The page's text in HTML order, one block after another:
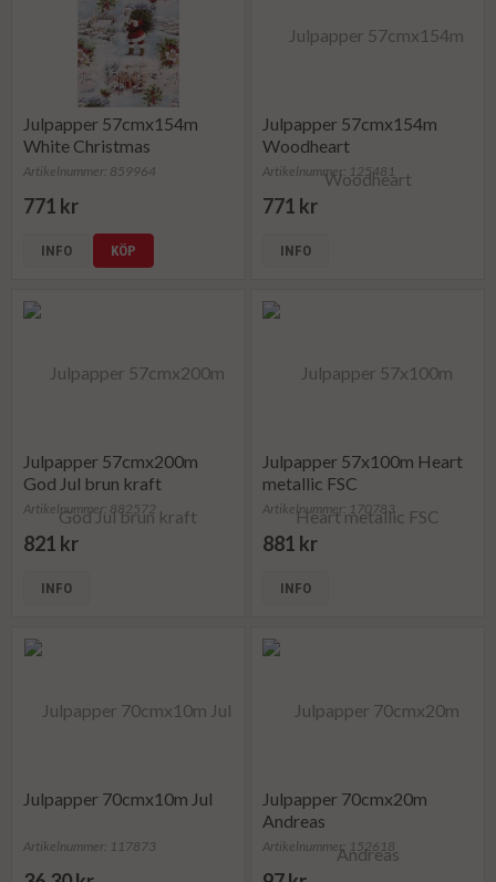
Julpapper 57cmx154m
White Christmas
Artikelnummer: 859964
771 kr
INFO KÖP
Julpapper 57cmx154m
Woodheart
Artikelnummer: 125481
771 kr
INFO
Julpapper 57cmx200m
God Jul brun kraft
Artikelnummer: 882572
821 kr
INFO
Julpapper 57x100m Heart
metallic FSC
Artikelnummer: 170783
881 kr
INFO
Julpapper 70cmx10m Jul
Artikelnummer: 117873
Julpapper 70cmx20m
Andreas
Artikelnummer: 152618